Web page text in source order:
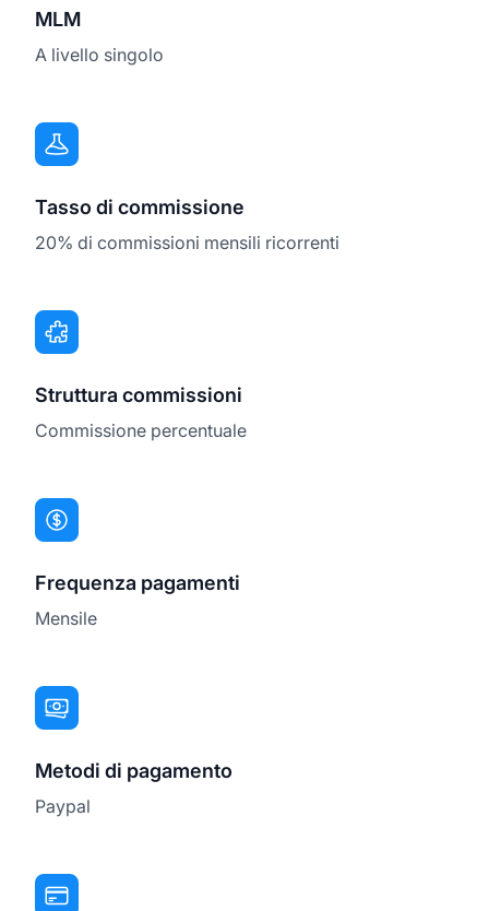
MLM
A livello singolo
Tasso di commissione
20% di commissioni mensili ricorrenti
Struttura commissioni
Commissione percentuale
Frequenza pagamenti
Mensile
Metodi di pagamento
Paypal